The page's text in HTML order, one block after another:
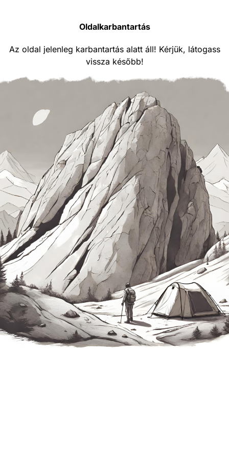
Oldalkarbantartás
Az oldal jelenleg karbantartás alatt áll! Kérjük, látogass
vissza később!